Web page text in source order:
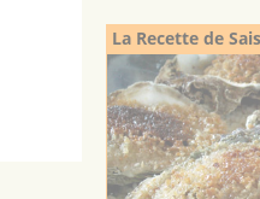
La Recette de